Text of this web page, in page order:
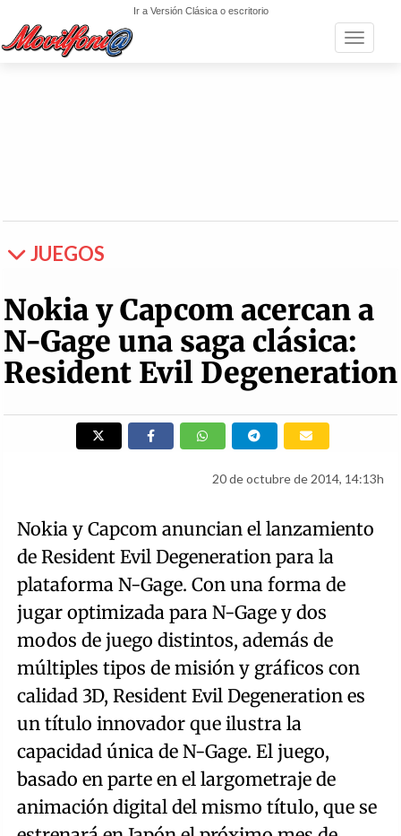
Ir a Versión Clásica o escritorio
Toggle
JUEGOS
Nokia y Capcom acercan a
N-Gage una saga clásica:
Resident Evil Degeneration
20 de octubre de 2014, 14:13h
Nokia y Capcom anuncian el lanzamiento
de Resident Evil Degeneration para la
plataforma N-Gage. Con una forma de
jugar optimizada para N-Gage y dos
modos de juego distintos, además de
múltiples tipos de misión y gráficos con
calidad 3D, Resident Evil Degeneration es
un título innovador que ilustra la
capacidad única de N-Gage. El juego,
basado en parte en el largometraje de
animación digital del mismo título, que se